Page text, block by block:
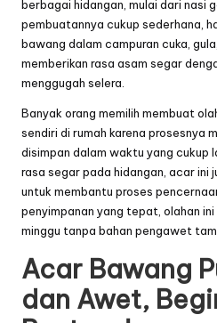
berbagai hidangan, mulai dari nasi
pembuatannya cukup sederhana,
bawang dalam campuran cuka,
memberikan rasa asam segar
menggugah selera.
Banyak orang memilih membuat
sendiri di rumah karena prosesnya
disimpan dalam waktu yang cukup
rasa segar pada hidangan, acar ini
untuk membantu proses
penyimpanan yang tepat, olahan
minggu tanpa bahan pengawet
Acar Bawang
dan Awet,